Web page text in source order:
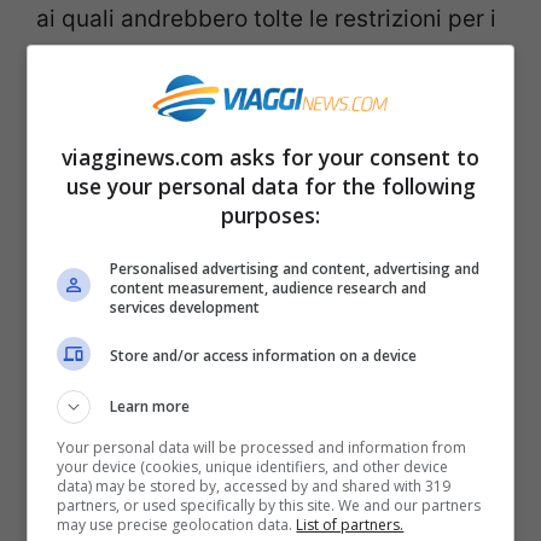
ai quali andrebbero tolte le restrizioni per i
compagnia con altri Paesi.
La raccomandazione del Consiglio
europeo non è obbligatoria per gli Stati
membri, che possono decidere in
autonomia, ma comunque è un’indicazione
fondamentale.
Viaggi nell’Unione Europea e
restrizioni
A causa della situazione della pandemia, il
viagginews.com asks for your consent to
use your personal data for the following
purposes:
Personalised advertising and content, advertising and
content measurement, audience research and
services development
Store and/or access information on a device
Learn more
Your personal data will be processed and information from
your device (cookies, unique identifiers, and other device
data) may be stored by, accessed by and shared with 319
partners, or used specifically by this site. We and our partners
may use precise geolocation data. List of partners.